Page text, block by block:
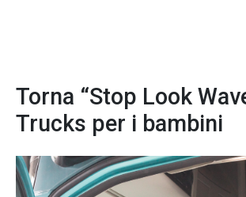
Torna “Stop Look
Trucks per i bambini